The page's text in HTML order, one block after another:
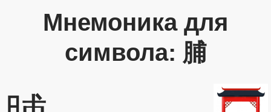
Мнемоника для
символа: 脯